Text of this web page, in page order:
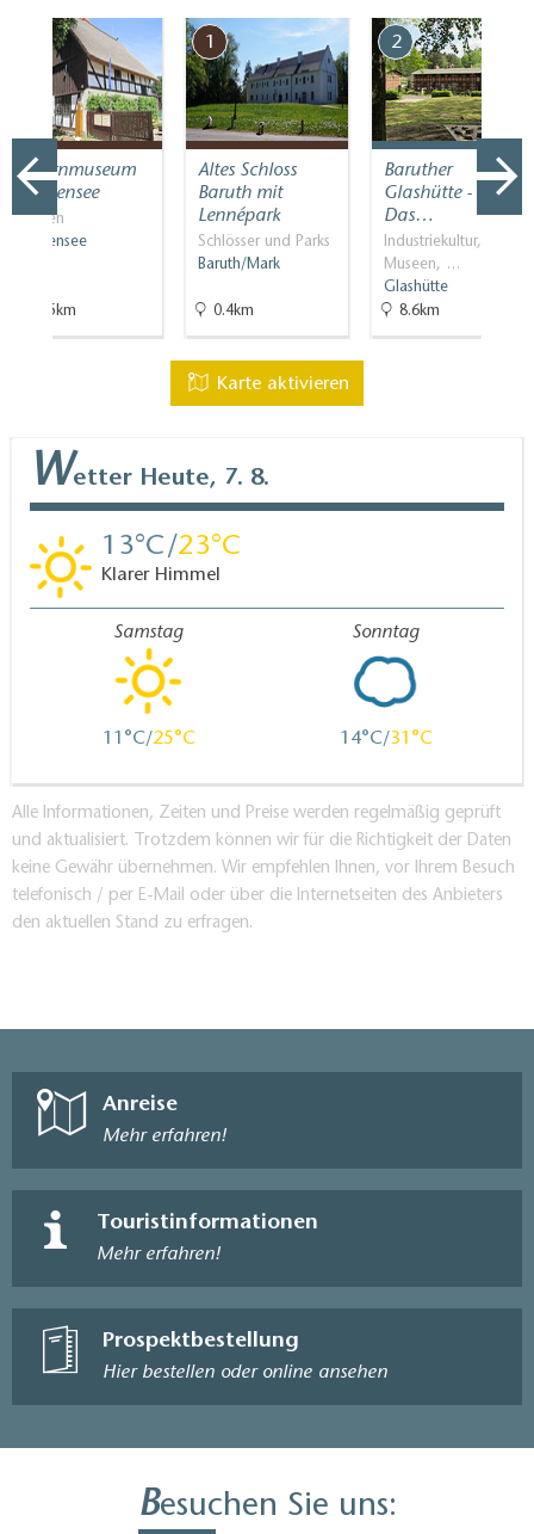
Bauernmuseum
Blankensee
Museen
Blankensee
46.5km
1
Altes Schloss
Baruth mit
Lennépark
Schlösser und Parks
Baruth/Mark
0.4km
2
Baruther
Glashütte -
Das…
Industriekultur,
Museen, …
Glashütte
8.6km
Karte aktivieren
Wetter Heute, 7. 8.
13 23
Klarer Himmel
Samstag
11 25
Sonntag
14 31
Alle Informationen, Zeiten und Preise werden regelmäßig geprüft
und aktualisiert. Trotzdem können wir für die Richtigkeit der Daten
keine Gewähr übernehmen. Wir empfehlen Ihnen, vor Ihrem Besuch
telefonisch / per E-Mail oder über die Internetseiten des Anbieters
den aktuellen Stand zu erfragen.
Anreise
Mehr erfahren!
Touristinformationen
Mehr erfahren!
Prospektbestellung
Hier bestellen oder online ansehen
Besuchen Sie uns: